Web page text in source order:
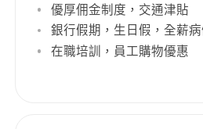
優厚佣金制度，交通津貼
銀行假期，生日假，全薪
在職培訓，員工購物優惠